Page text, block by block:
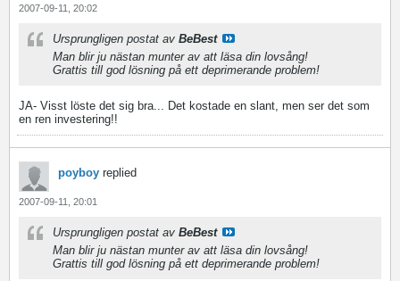
2007-09-11, 20:02
Ursprungligen postat av BeBest
Man blir ju nästan munter av att läsa din lovsång!
Grattis till god lösning på ett deprimerande problem!
JA- Visst löste det sig bra... Det kostade en slant, men ser det som
en ren investering!!
poyboy replied
2007-09-11, 20:01
Ursprungligen postat av BeBest
Man blir ju nästan munter av att läsa din lovsång!
Grattis till god lösning på ett deprimerande problem!